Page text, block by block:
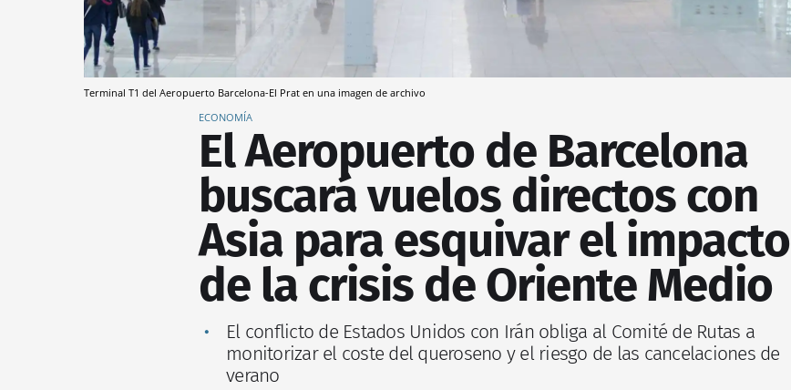
Terminal T1 del Aeropuerto Barcelona-El Prat en una imagen de archivo
ECONOMÍA
El Aeropuerto de Barcelona
buscará vuelos directos con
Asia para esquivar el impacto
de la crisis de Oriente Medio
El conflicto de Estados Unidos con Irán obliga al Comité de Rutas a
monitorizar el coste del queroseno y el riesgo de las cancelaciones de
verano